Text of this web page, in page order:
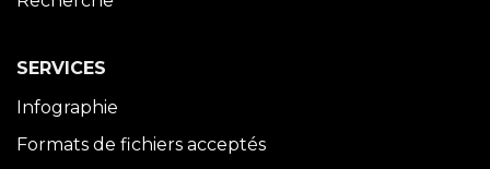
SERVICES
Infographie
Formats de fichiers acceptés